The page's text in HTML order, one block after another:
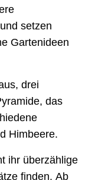
setzen
Gartenideen
drei
das
Himbeere.
ihr überzählige
finden.Ab